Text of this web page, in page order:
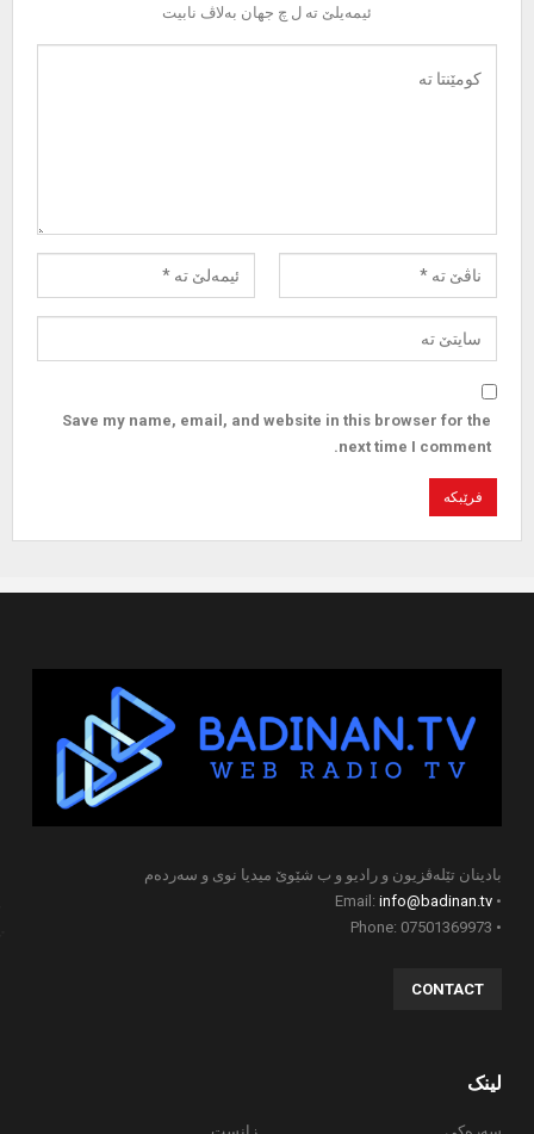
ئیمەیلێ تە ل چ جهان بەلاڤ نابیت
Save my name, email, and website in this browser for the
next time I comment.
بادینان تێلەڤزیون و رادیو و ب شێوێ میدیا نوی و سەردەم
info@badinan.tv
CONTACT
لینک